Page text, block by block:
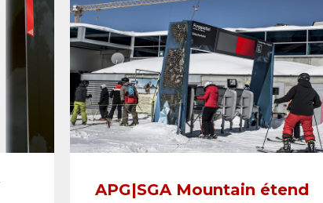
APG|SGA Mountain étend